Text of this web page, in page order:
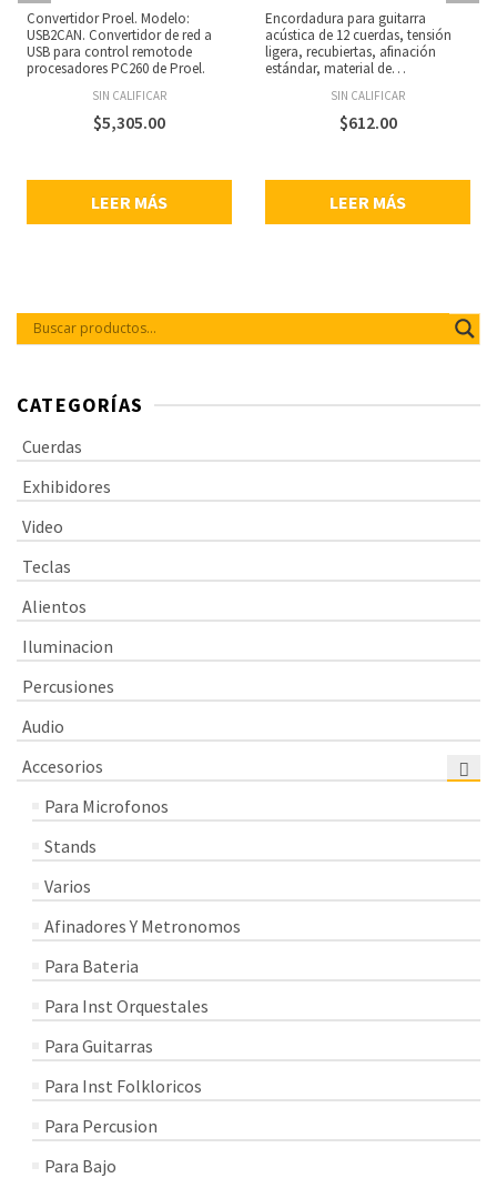
Convertidor Proel. Modelo:
USB2CAN. Convertidor de red a
USB para control remotode
procesadores PC260 de Proel.
SIN CALIFICAR
$5,305.00
LEER MÁS
Encordadura para guitarra
acústica de 12 cuerdas, tensión
ligera, recubiertas, afinación
estándar, material de
tratamiento de vida útil
prolongada en cada cuerda,
preserva el tono natural y la
con alto contenido de carbono y
tecnologías Fusion Twist que
tradicionales sin recubrimiento,
resellable para facilitar apertura y
.0140, .0140, .0230, .0080, .0300,
SIN CALIFICAR
$612.00
LEER MÁS
CATEGORÍAS
Cuerdas
Exhibidores
Video
Teclas
Alientos
Iluminacion
Percusiones
Audio
Accesorios
Para Microfonos
Stands
Varios
Afinadores Y Metronomos
Para Bateria
Para Inst Orquestales
Para Guitarras
Para Inst Folkloricos
Para Percusion
Para Bajo